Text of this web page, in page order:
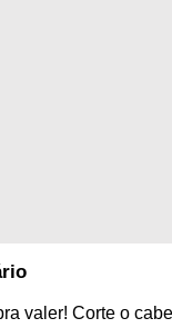
valer! Corte o